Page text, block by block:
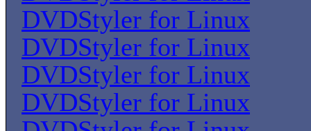
DVDStyler for Linux
DVDStyler for Linux
DVDStyler for Linux
DVDStyler for Linux